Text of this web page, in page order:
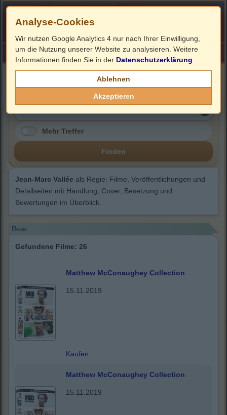
HOME ImpressumLinks
Jean-Marc Vallée
Mehr Treffer
Finden
Jean-Marc Vallée als Regie: Filme, Veröffentlichungen und
Detailseiten mit Handlung, Cover, Besetzung und
Bewertungen im Überblick.
Regie
Gefundene Filme: 26
Matthew McConaughey Collection
15.11.2019
Kaufen
Matthew McConaughey Collection
15.11.2019
Analyse-Cookies
Wir nutzen Google Analytics 4 nur nach Ihrer Einwilligung,
um die Nutzung unserer Website zu analysieren. Weitere
Informationen finden Sie in der Datenschutzerklärung
Ablehnen
Akzeptieren